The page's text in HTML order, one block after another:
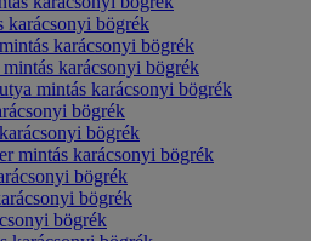
karácsonyi bögrék
karácsonyi bögrék
karácsonyi bögrék
mintás karácsonyi bögrék
bögrék
bögrék
mintás karácsonyi bögrék
bögrék
bögrék
bögrék